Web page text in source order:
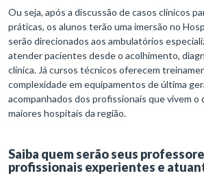
Ou seja, após a discussão de casos clínicos
práticas, os alunos terão uma imersão no
serão direcionados aos ambulatórios
atender pacientes desde o acolhimento,
clínica. Já cursos técnicos oferecem
complexidade em equipamentos de última
acompanhados dos profissionais que vivem o
maiores hospitais da região.
Saiba quem serão seus
profissionais experientes e